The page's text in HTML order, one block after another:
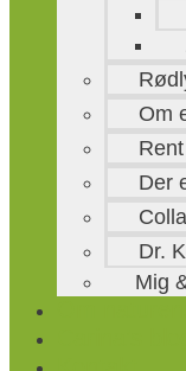
Om
Der
Dr.
Mig